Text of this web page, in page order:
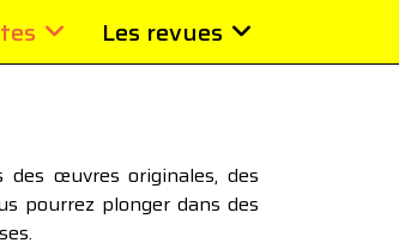
Les revues
œuvres originales, des
pourrez plonger dans des